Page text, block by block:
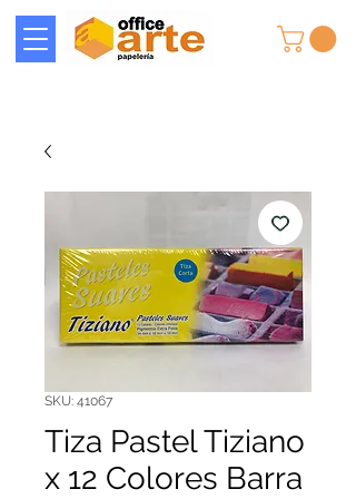
SKU: 41067
Tiza Pastel Tiziano
x 12 Colores Barra